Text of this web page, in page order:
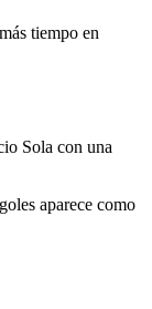
tiempo en
Sola con una
aparece como